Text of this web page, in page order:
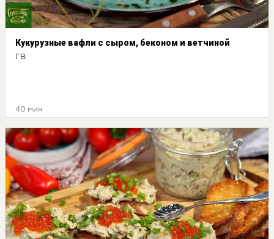
Кукурузные вафли с сыром, беконом и ветчиной
ГВ
40 мин